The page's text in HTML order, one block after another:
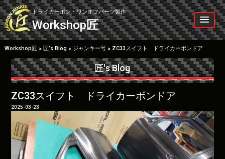
Skip
to
content
ドライカーボン・ワンオフパーツ製作
Workshop匠
Workshop匠> 匠’s Blog > ジャンキー号> ZC33スイフト ドライカーボンドア
匠's Blog
ZC33スイフト ドライカーボンドア
2025-03-23